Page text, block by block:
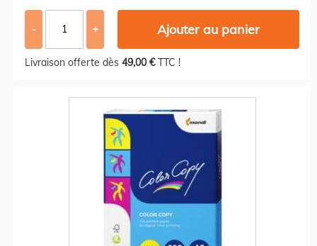
- + Ajouter au panier
Livraison offerte dès 49,00 €TTC !